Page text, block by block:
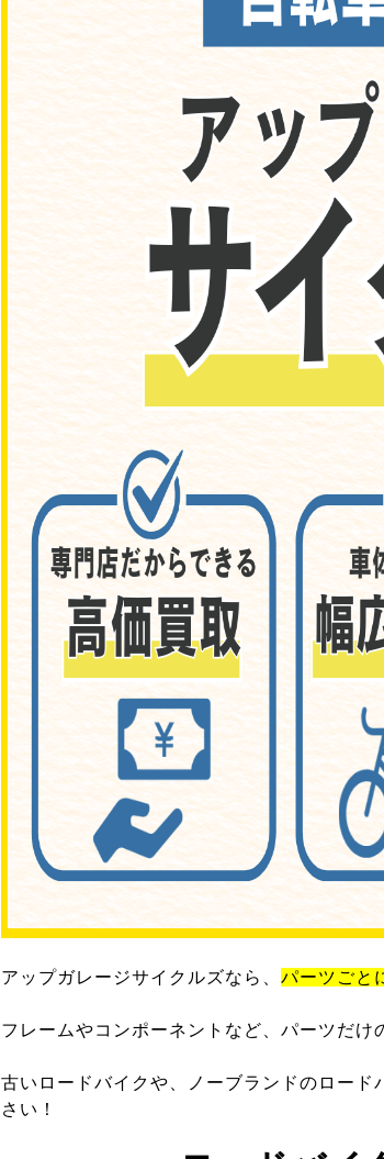
アップガレージサイクルズなら、 パーツごと
フレームやコンポーネントなど、パーツだけ
古いロードバイクや、ノーブランドのロー
さい！